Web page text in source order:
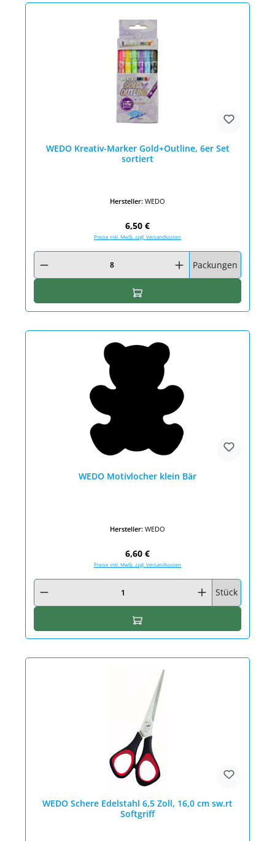
WEDO Kreativ-Marker Gold+Outline, 6er Set
sortiert
Hersteller: WEDO
Regulärer Preis:
6,50 €
Preise inkl. MwSt. zzgl. Versandkosten
Produkt Anzahl: Gib den gewünschten Wert ein oder benutze die
Packungen
In den Warenkorb
WEDO Motivlocher klein Bär
Hersteller: WEDO
Regulärer Preis:
6,60 €
Preise inkl. MwSt. zzgl. Versandkosten
Produkt Anzahl: Gib den gewünschten Wert ein oder benutze die
Stück
In den Warenkorb
WEDO Schere Edelstahl 6,5 Zoll, 16,0 cm sw.rt
Softgriff